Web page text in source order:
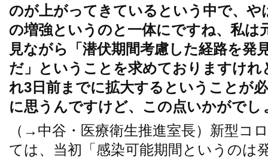
のが上がってきているという中で、や
の増強というのと一体にですね、私は
見ながら「潜伏期間考慮した経路を発
だ」ということを求めておりますけ
れ3日前までに拡大するということが
に思うんですけど、この点いかがでし
（→中谷・医療衛生推進室長）新型コ
ては、当初「感染可能期間というのは